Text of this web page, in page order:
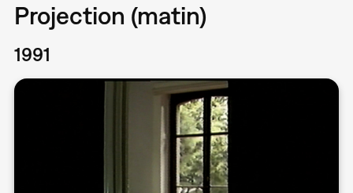
Projection (matin)
1991